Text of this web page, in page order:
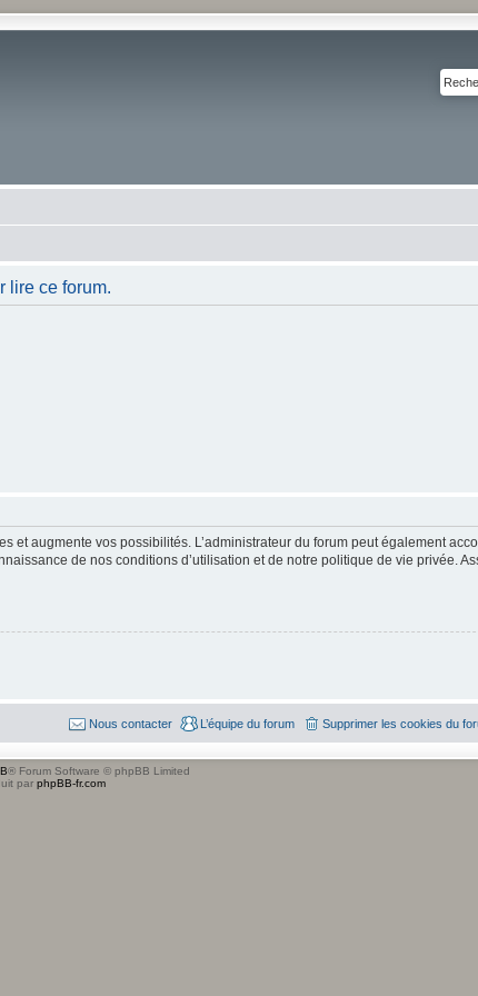
lire ce forum.
et augmente vos possibilités. L’administrateur du forum peut également
de nos conditions d’utilisation et de notre politique de vie privée.
Supprimer les cookies du
L’équipe du forum
Nous contacter
® Forum Software © phpBB Limited
par phpBB-fr.com